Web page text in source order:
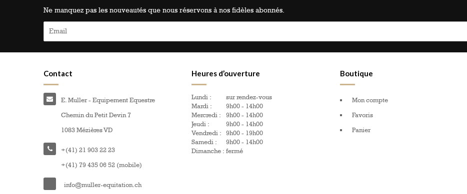
Ne manquez pas les nouveautés que nous réservons à nos fidèles abonnés.
Contact
E. Muller - Equipement Equestre
Chemin du Petit Devin 7
1083 Mézières VD
+(41) 21 903 22 23
+(41) 79 435 06 52 (mobile)
info@muller-equitation.ch
Heures d’ouverture
Lundi :
sur rendez-vous
Mardi :
9h00 - 14h00
Mercredi :
9h00 - 14h00
Jeudi :
9h00 - 14h00
Vendredi :
9h00 - 19h00
Samedi :
9h00 - 14h00
Dimanche :fermé
Boutique
Mon compte
Favoris
Panier